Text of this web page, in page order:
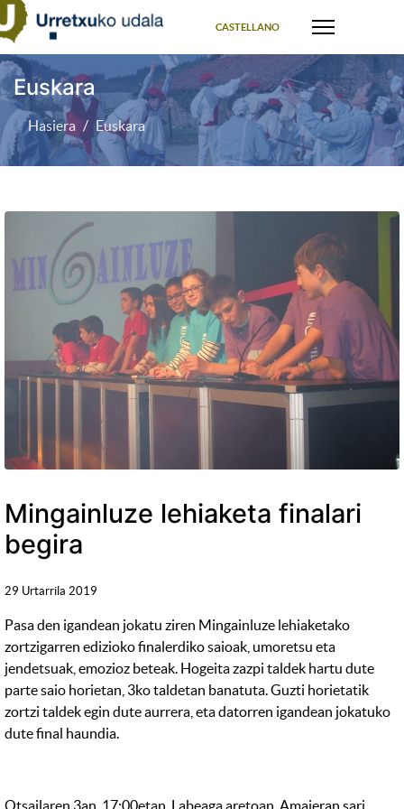
CASTELLANO
Euskara
Hasiera Euskara
Mingainluze lehiaketa finalari
begira
29 Urtarrila 2019
Pasa den igandean jokatu ziren Mingainluze lehiaketako
zortzigarren edizioko finalerdiko saioak, umoretsu eta
jendetsuak, emozioz beteak. Hogeita zazpi taldek hartu dute
parte saio horietan, 3ko taldetan banatuta. Guzti horietatik
zortzi taldek egin dute aurrera, eta datorren igandean jokatuko
dute final haundia.
Otsailaren 3an, 17:00etan, Labeaga aretoan. Amaieran sari